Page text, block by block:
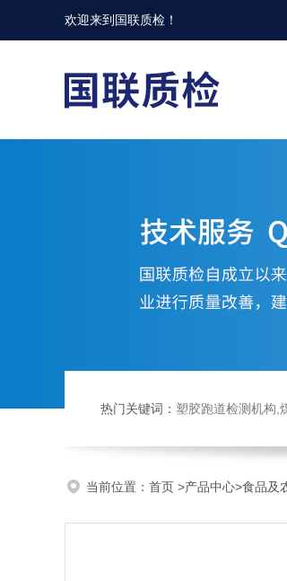
欢迎来到 国联质检 ！
热门关键词： 塑胶跑道检测机构,煤炭检测机
当前位置： 首页 >产品中心>食品及